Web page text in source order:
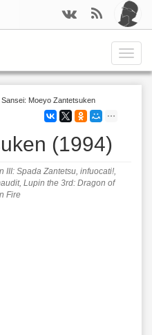
Toggle
Sansei: Moeyo Zantetsuken
(1994)
III: Spada Zantetsu, infuocati!,
Lupin the 3rd: Dragon of
Fire